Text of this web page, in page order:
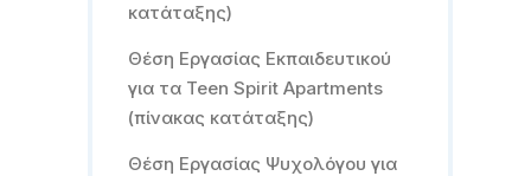
κατάταξης)
Θέση Εργασίας Εκπαιδευτικού
για τα Teen Spirit Apartments
(πίνακας κατάταξης)
Θέση Εργασίας Ψυχολόγου για